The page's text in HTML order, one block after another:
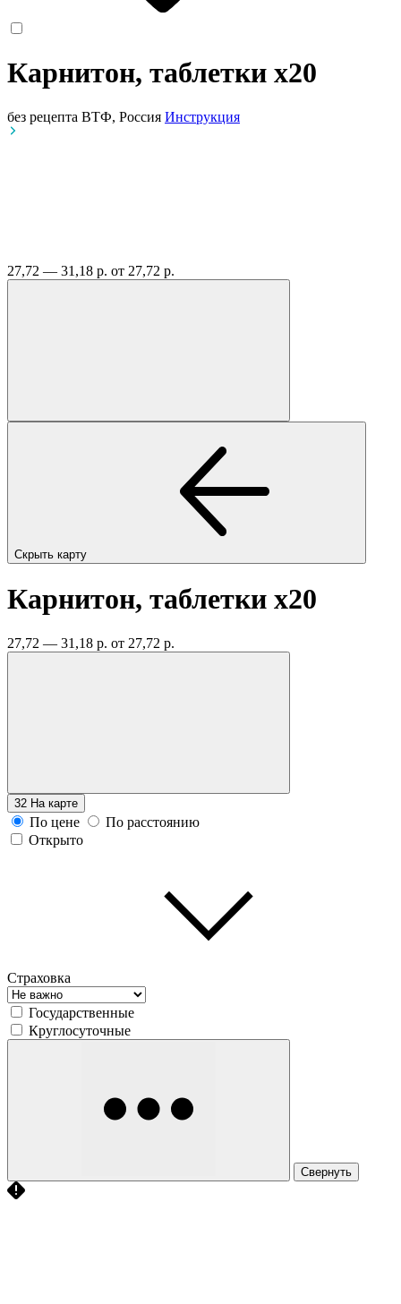
Карнитон, таблетки x20
без рецепта ВТФ, Россия Инструкция
27,72 — 31,18 р. от 27,72 р.
Скрыть карту
Карнитон, таблетки x20
27,72 — 31,18 р. от 27,72 р.
32 На карте
По цене
По расстоянию
Открыто
Страховка
Государственные
Круглосуточные
Свернуть